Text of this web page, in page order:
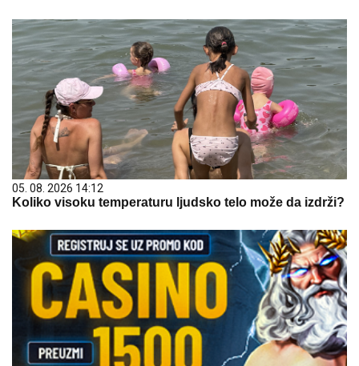
05. 08. 2026 14:12
Koliko visoku temperaturu ljudsko telo može da izdrži?